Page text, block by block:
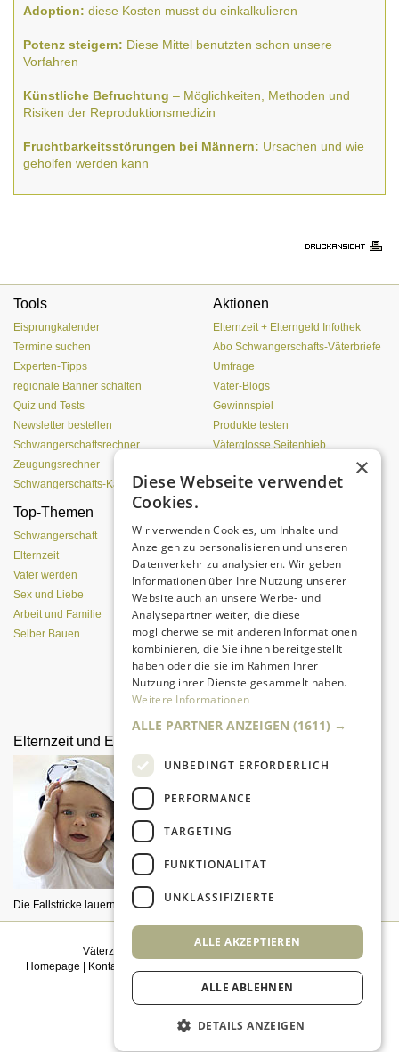
Adoption: diese Kosten musst du einkalkulieren
Potenz steigern: Diese Mittel benutzten schon unsere
Vorfahren
Künstliche Befruchtung – Möglichkeiten, Methoden und
Risiken der Reproduktionsmedizin
Fruchtbarkeitsstörungen bei Männern: Ursachen und wie
geholfen werden kann
Tools
Eisprungkalender
Termine suchen
Experten-Tipps
regionale Banner schalten
Quiz und Tests
Newsletter bestellen
Schwangerschaftsrechner
Zeugungsrechner
Schwangerschafts-Kalender
Aktionen
Elternzeit + Elterngeld Infothek
Abo Schwangerschafts-Väterbriefe
Umfrage
Väter-Blogs
Gewinnspiel
Produkte testen
Väterglosse Seitenhieb
Top-Themen
Schwangerschaft
Elternzeit
Vater werden
Sex und Liebe
Arbeit und Familie
Selber Bauen
Geburt
Alle Entwicklungsphasen im
Überblick
Elternzeit und Elterngeld
Die Fallstricke lauern im Detail. Darauf sollten Sie achten!
Väterzeit weiterempfehlen
Homepage
Kontakt
Einwilligungsmanagement
×
Diese Webseite verwendet
Cookies.
Wir verwenden Cookies, um Inhalte und
Anzeigen zu personalisieren und unseren
Datenverkehr zu analysieren. Wir geben
Informationen über Ihre Nutzung unserer
Website auch an unsere Werbe- und
Analysepartner weiter, die diese
möglicherweise mit anderen Informationen
kombinieren, die Sie ihnen bereitgestellt
haben oder die sie im Rahmen Ihrer
Nutzung ihrer Dienste gesammelt haben.
Weitere Informationen
ALLE PARTNER ANZEIGEN (1611) →
UNBEDINGT ERFORDERLICH
PERFORMANCE
TARGETING
FUNKTIONALITÄT
UNKLASSIFIZIERTE
ALLE AKZEPTIEREN
ALLE ABLEHNEN
DETAILS ANZEIGEN